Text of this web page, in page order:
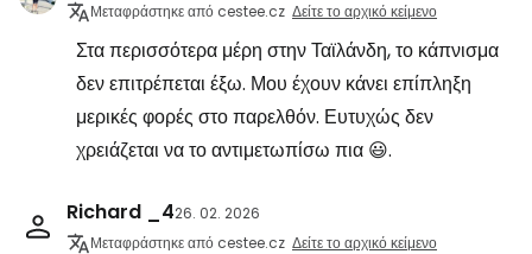
Μεταφράστηκε από cestee.cz Δείτε το αρχικό κείμενο
Στα περισσότερα μέρη στην Ταϊλάνδη, το κάπνισμα
δεν επιτρέπεται έξω. Μου έχουν κάνει επίπληξη
μερικές φορές στο παρελθόν. Ευτυχώς δεν
χρειάζεται να το αντιμετωπίσω πια 😃.
Richard _426. 02. 2026
Μεταφράστηκε από cestee.cz Δείτε το αρχικό κείμενο